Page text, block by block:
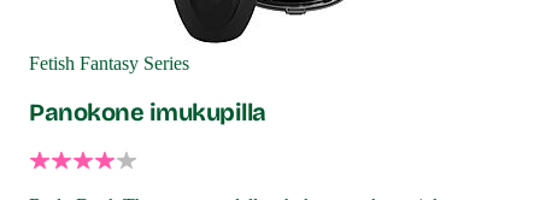
Fetish Fantasy Series
Panokone imukupilla